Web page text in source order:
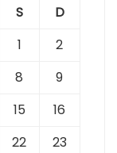
S
D
1
2
8
9
15
16
22
23